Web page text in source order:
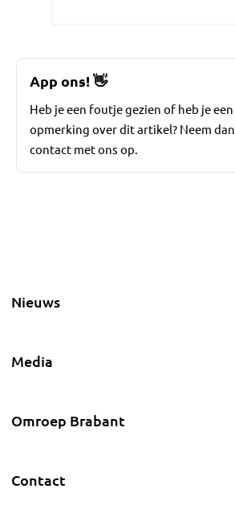
App ons!👋
Heb je een foutje gezien of heb je een
opmerking over dit artikel? Neem dan
contact met ons op.
Nieuws
Media
Omroep Brabant
Contact